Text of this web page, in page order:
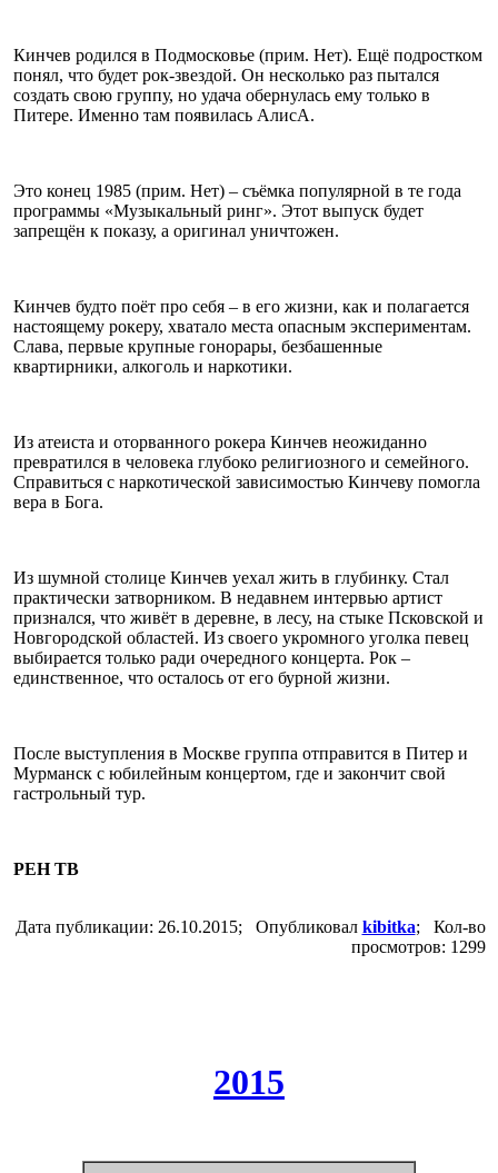
Кинчев родился в Подмосковье (прим. Нет). Ещё подростком
понял, что будет рок-звездой. Он несколько раз пытался
создать свою группу, но удача обернулась ему только в
Питере. Именно там появилась АлисА.
Это конец 1985 (прим. Нет) – съёмка популярной в те года
программы «Музыкальный ринг». Этот выпуск будет
запрещён к показу, а оригинал уничтожен.
Кинчев будто поёт про себя – в его жизни, как и полагается
настоящему рокеру, хватало места опасным экспериментам.
Слава, первые крупные гонорары, безбашенные
квартирники, алкоголь и наркотики.
Из атеиста и оторванного рокера Кинчев неожиданно
превратился в человека глубоко религиозного и семейного.
Справиться с наркотической зависимостью Кинчеву помогла
вера в Бога.
Из шумной столице Кинчев уехал жить в глубинку. Стал
практически затворником. В недавнем интервью артист
признался, что живёт в деревне, в лесу, на стыке Псковской и
Новгородской областей. Из своего укромного уголка певец
выбирается только ради очередного концерта. Рок –
единственное, что осталось от его бурной жизни.
После выступления в Москве группа отправится в Питер и
Мурманск с юбилейным концертом, где и закончит свой
гастрольный тур.
РЕН ТВ
Дата публикации: 26.10.2015; Опубликовал kibitka; Кол-во
просмотров: 1299
2015